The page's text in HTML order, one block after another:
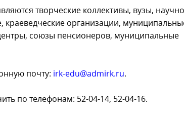
творческие коллективы, вузы,
краеведческие организации,
союзы пенсионеров, муниципальные
почту: irk-edu@admirk.ru.
по телефонам: 52-04-14, 52-04-16.